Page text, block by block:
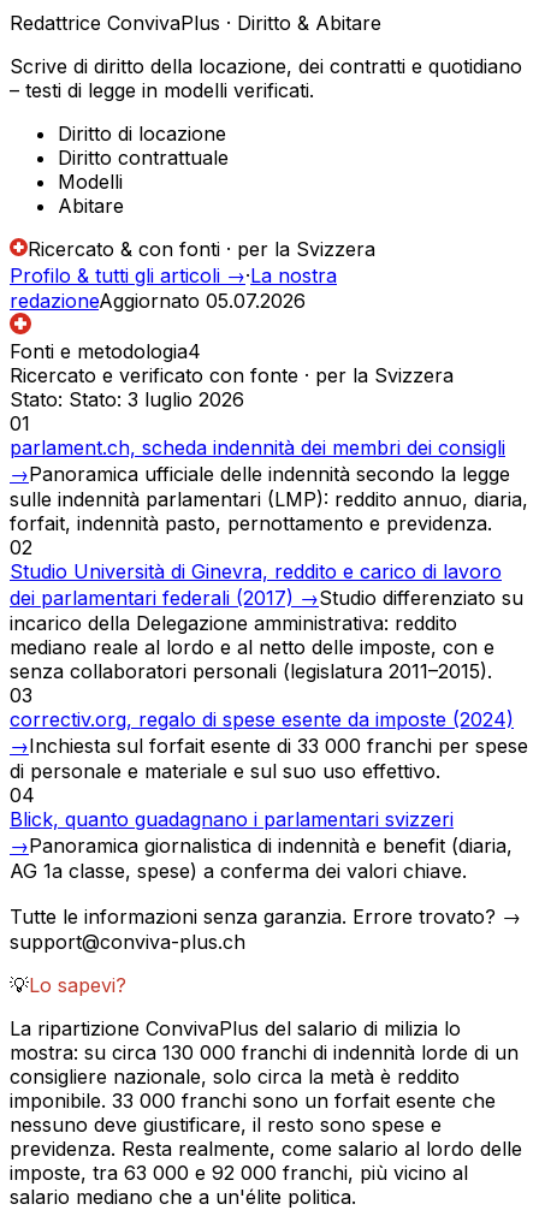
Redattrice ConvivaPlus · Diritto & Abitare
Scrive di diritto della locazione, dei contratti e quotidiano
– testi di legge in modelli verificati.
Diritto di locazione
Diritto contrattuale
Modelli
Abitare
Ricercato & con fonti · per la Svizzera
Profilo & tutti gli articoli →·La nostra
redazioneAggiornato 05.07.2026
Fonti e metodologia4
Ricercato e verificato con fonte · per la Svizzera
Stato: Stato: 3 luglio 2026
01
parlament.ch, scheda indennità dei membri dei consigli
→Panoramica ufficiale delle indennità secondo la legge
sulle indennità parlamentari (LMP): reddito annuo, diaria,
forfait, indennità pasto, pernottamento e previdenza.
02
Studio Università di Ginevra, reddito e carico di lavoro
dei parlamentari federali (2017) →Studio differenziato su
incarico della Delegazione amministrativa: reddito
mediano reale al lordo e al netto delle imposte, con e
senza collaboratori personali (legislatura 2011–2015).
03
correctiv.org, regalo di spese esente da imposte (2024)
→Inchiesta sul forfait esente di 33 000 franchi per spese
di personale e materiale e sul suo uso effettivo.
04
Blick, quanto guadagnano i parlamentari svizzeri
→Panoramica giornalistica di indennità e benefit (diaria,
AG 1a classe, spese) a conferma dei valori chiave.
Tutte le informazioni senza garanzia. Errore trovato? →
support@conviva-plus.ch
💡Lo sapevi?
La ripartizione ConvivaPlus del salario di milizia lo
mostra: su circa 130 000 franchi di indennità lorde di un
consigliere nazionale, solo circa la metà è reddito
imponibile. 33 000 franchi sono un forfait esente che
nessuno deve giustificare, il resto sono spese e
previdenza. Resta realmente, come salario al lordo delle
imposte, tra 63 000 e 92 000 franchi, più vicino al
salario mediano che a un'élite politica.